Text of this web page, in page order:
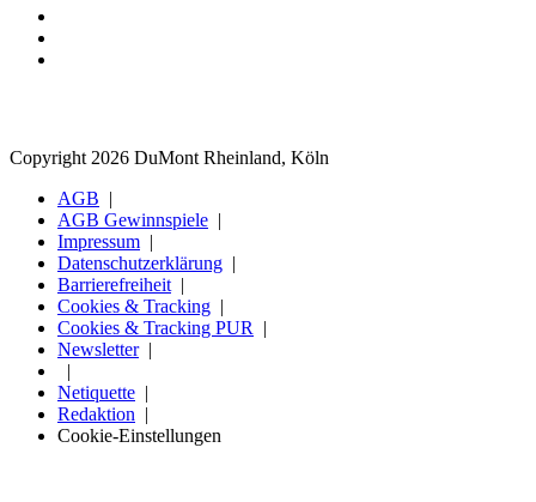
Copyright 2026 DuMont Rheinland, Köln
AGB
AGB Gewinnspiele
Impressum
Datenschutzerklärung
Barrierefreiheit
Cookies & Tracking
Cookies & Tracking PUR
Newsletter
Netiquette
Redaktion
Cookie-Einstellungen